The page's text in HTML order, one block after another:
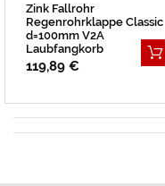
Zink Fallrohr
Regenrohrklappe Classic
d=100mm V2A
Laubfangkorb
BESTSELLER
119,89 €